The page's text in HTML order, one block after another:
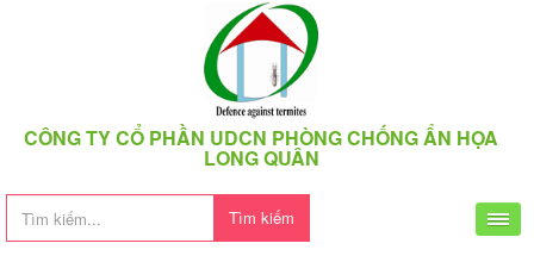
CÔNG TY CỔ PHẦN UDCN PHÒNG CHỐNG ẨN HỌA
LONG QUÂN
Tìm kiếm